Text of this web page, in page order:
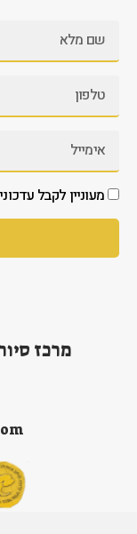
מעוניין לקבל
מרכז